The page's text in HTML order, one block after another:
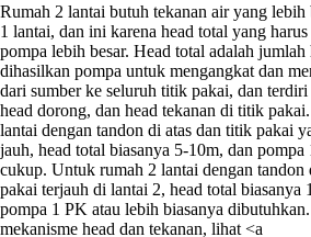
Rumah 2 lantai butuh tekanan air yang lebih
1 lantai, dan ini karena head total yang
pompa lebih besar. Head total adalah jumlah
dihasilkan pompa untuk mengangkat dan
dari sumber ke seluruh titik pakai, dan terdiri
head dorong, dan head tekanan di titik
lantai dengan tandon di atas dan titik pakai
jauh, head total biasanya 5-10m, dan pompa
cukup. Untuk rumah 2 lantai dengan tandon
pakai terjauh di lantai 2, head total biasanya
pompa 1 PK atau lebih biasanya
mekanisme head dan tekanan, lihat <a